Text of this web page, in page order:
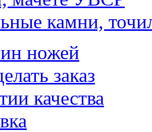
камни,
ножей
заказ
качества